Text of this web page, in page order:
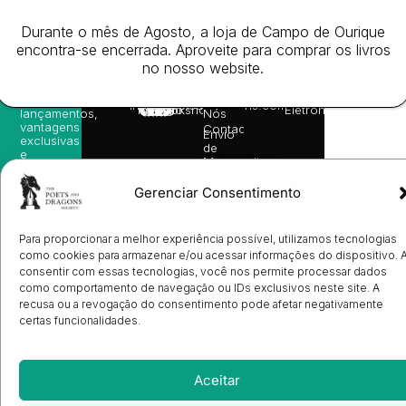
Gerenciar Consentimento
Para proporcionar a melhor experiência possível, utilizamos tecnologias
como cookies para armazenar e/ou acessar informações do dispositivo.
consentir com essas tecnologias, você nos permite processar dados
como comportamento de navegação ou IDs exclusivos neste site. A
recusa ou a revogação do consentimento pode afetar negativamente
certas funcionalidades.
Aceitar
info@poetsandragons.com
Infantil
Adulto
Bookshop
English
Autores
Eventos
Prémio
Nós
Contactos
Envio
de
Manuscritos
de
Ilustradores
Livrarias
Política
de
Cookies
Eletrónico
nossas
sugestões
de
lançamentos,
vantagens
exclusivas
e
diretamente
no seu
e-mail.
Subscrever
2026
Todos
os
Durante o mês de Agosto, a loja de Campo de Ourique
encontra-se encerrada. Aproveite para comprar os livros
no nosso website.